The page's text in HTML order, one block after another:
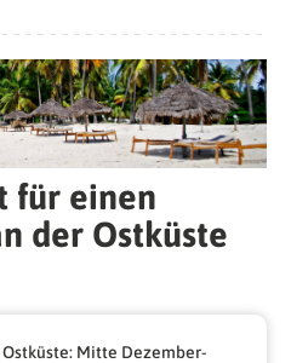
für einen
der Ostküste
Mitte Dezember-